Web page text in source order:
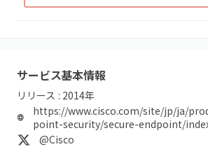
サービス基本情報
リリース : 2014年
https://www.cisco.com/site/jp/ja/
point-security/secure-endpoint/
@Cisco